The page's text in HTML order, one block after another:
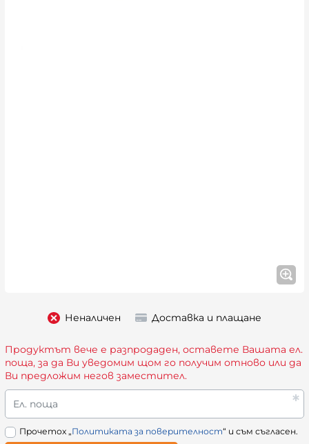
Неналичен Доставка и плащане
Продуктът вече е разпродаден, оставете Вашата ел.
поща, за да Ви уведомим щом го получим отново или да
Ви предложим негов заместител.
Ел. поща
Прочетох „Политиката за поверителност“ и съм съгласен.